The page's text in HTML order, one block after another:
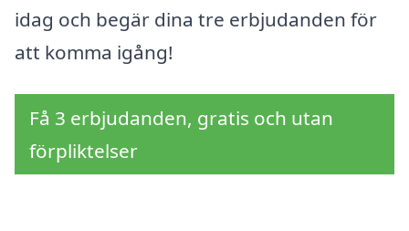
idag och begär dina tre erbjudanden för
att komma igång!
Få 3 erbjudanden, gratis och utan
förpliktelser